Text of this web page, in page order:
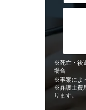
※死亡・後
場合
※事案によ
※弁護士費
ります。